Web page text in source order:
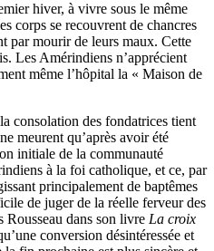
hiver, à vivre sous le même
corps se recouvrent de chancres
par mourir de leurs maux. Cette
Les Amérindiens n’apprécient
même l’hôpital la « Maison de
consolation des fondatrices tient
meurent qu’après avoir été
initiale de la communauté
à la foi catholique, et ce, par
principalement de baptêmes
de juger de la réelle ferveur des
dans son livre La croix
conversion désintéressée et